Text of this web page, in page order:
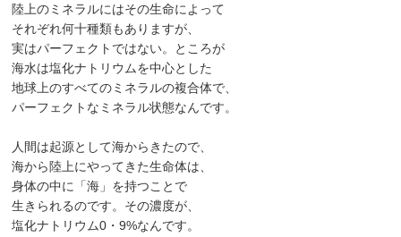
陸上のミネラルにはその生命によって
それぞれ何十種類もありますが、
実はパーフェクトではない。ところが
海水は塩化ナトリウムを中心とした
地球上のすべてのミネラルの複合体で、
パーフェクトなミネラル状態なんです。
人間は起源として海からきたので、
海から陸上にやってきた生命体は、
身体の中に「海」を持つことで
生きられるのです。その濃度が、
塩化ナトリウム0・9%なんです。